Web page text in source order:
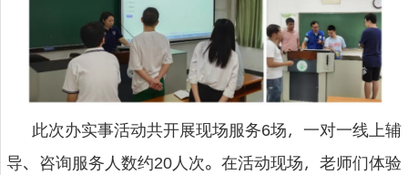
此次办实事活动共开展现场服务6场，一对一线上辅
导、咨询服务人数约20人次。在活动现场，老师们体验